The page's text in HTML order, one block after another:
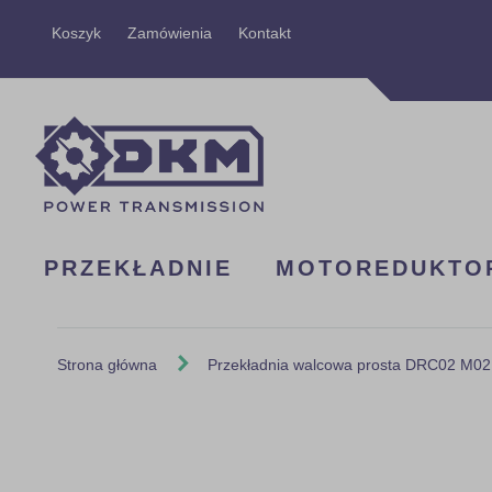
Koszyk Zamówienia KontaktPrzejdź
PRZEKŁADNIE
Strona główna Przekładnia walcowa prosta DRC02